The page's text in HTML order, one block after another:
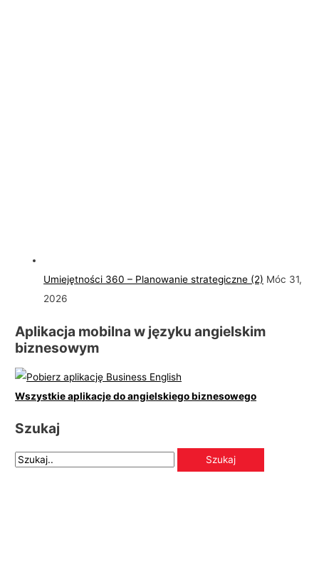
Umiejętności 360 – Planowanie strategiczne (2) Móc 31,
2026
Aplikacja mobilna w języku angielskim
biznesowym
Wszystkie aplikacje do angielskiego biznesowego
Szukaj